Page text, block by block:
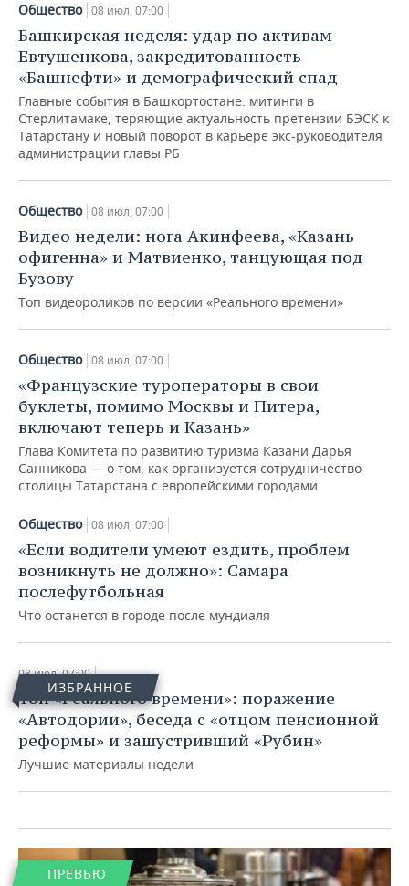
ОТКРЫТАЯ ЛЕКЦИЯ
БАСКЕТБОЛ
ВОЛЕЙБОЛ
КИБЕРСПОРТ
ФИГУРНОЕ КАТАНИЕ
ХОККЕЙ С МЯЧОМ
ИНФРАСТРУКТУРА
ИСТОРИЯ
КУЛЬТУРА
МЕДИЦИНА
ПРОИСШЕСТВИЯ
СПРАВОЧНИК
СПИСОК ПЕРСОН
СПИСОК КОМПАНИЙ
ПОЛНАЯ ВЕРСИЯ
Общество 08 июл, 07:00
Башкирская неделя: удар по активам
Евтушенкова, закредитованность
«Башнефти» и демографический спад
Главные события в Башкортостане: митинги в
Стерлитамаке, теряющие актуальность претензии БЭСК к
Татарстану и новый поворот в карьере экс-руководителя
администрации главы РБ
Общество 08 июл, 07:00
Видео недели: нога Акинфеева, «Казань
офигенна» и Матвиенко, танцующая под
Бузову
Топ видеороликов по версии «Реального времени»
Общество 08 июл, 07:00
«Французские туроператоры в свои
буклеты, помимо Москвы и Питера,
включают теперь и Казань»
Глава Комитета по развитию туризма Казани Дарья
Санникова — о том, как организуется сотрудничество
столицы Татарстана с европейскими городами
Общество 08 июл, 07:00
«Если водители умеют ездить, проблем
возникнуть не должно»: Самара
послефутбольная
Что останется в городе после мундиаля
ИЗБРАННОЕ
08 июл, 07:00
Топ «Реального времени»: поражение
«Автодории», беседа с «отцом пенсионной
реформы» и зашустривший «Рубин»
Лучшие материалы недели
Общество
«У нас нет качественной
беллетристики: либо треш, мягкая
туалетная бумага, либо что-то
заумное»
08 июл, 07:00
ПРЕВЬЮ